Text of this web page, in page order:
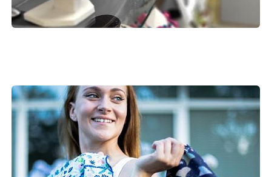
različnih tehnik njegove izdelave. Z novimi naročili in
pridnim nakupovanjem ste bili navdih in izziv za
nenehno razvijanje nečesa novega.
Preberite več